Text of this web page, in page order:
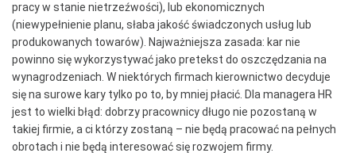
pracy w stanie nietrzeźwości), lub ekonomicznych
(niewypełnienie planu, słaba jakość świadczonych usług lub
produkowanych towarów). Najważniejsza zasada: kar nie
powinno się wykorzystywać jako pretekst do oszczędzania na
wynagrodzeniach. W niektórych firmach kierownictwo decyduje
się na surowe kary tylko po to, by mniej płacić. Dla managera HR
jest to wielki błąd: dobrzy pracownicy długo nie pozostaną w
takiej firmie, a ci którzy zostaną – nie będą pracować na pełnych
obrotach i nie będą interesować się rozwojem firmy.